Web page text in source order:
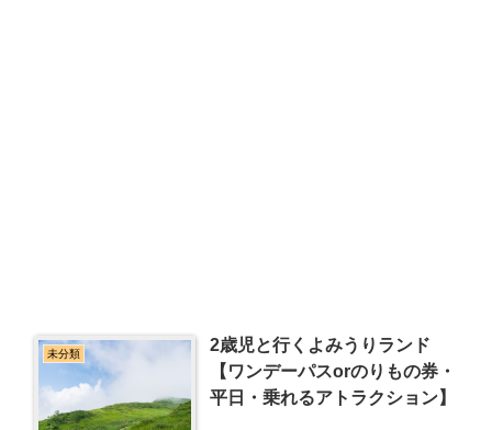
未分類
2歳児と行くよみうりランド
【ワンデーパスorのりもの券・
平日・乗れるアトラクション】